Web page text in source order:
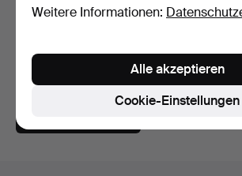
Barocker Kronleuchter, 20.
85 USD
Weitere Informationen:
Cookie-Einstellungen
Alle akzeptieren